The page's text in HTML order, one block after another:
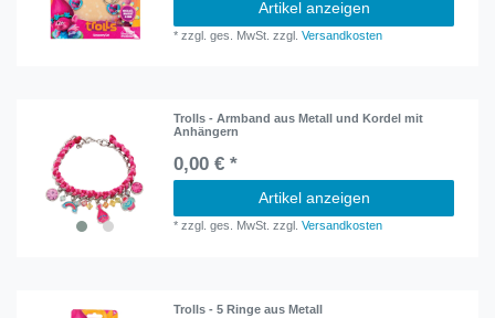
Artikel anzeigen
*zzgl. ges. MwSt. zzgl.Versandkosten
Trolls - Armband aus Metall und Kordel mit
Anhängern
0,00 € *
Artikel anzeigen
*zzgl. ges. MwSt. zzgl.Versandkosten
Trolls - 5 Ringe aus Metall